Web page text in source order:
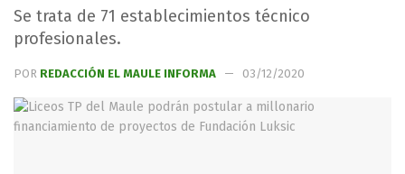
Se trata de 71 establecimientos técnico
profesionales.
POR REDACCIÓN EL MAULE INFORMA 03/12/2020